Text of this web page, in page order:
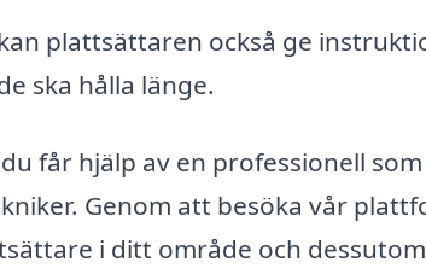
plattsättaren också ge
ska hålla länge.
får hjälp av en professionell
Genom att besöka vår
i ditt område och dessutom